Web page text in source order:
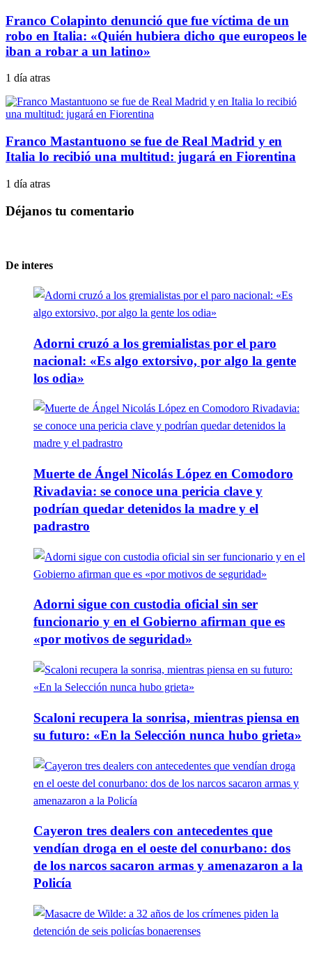
Franco Colapinto denunció que fue víctima de un
robo en Italia: «Quién hubiera dicho que europeos le
iban a robar a un latino»
1 día atras
Franco Mastantuono se fue de Real Madrid y en
Italia lo recibió una multitud: jugará en Fiorentina
1 día atras
Déjanos tu comentario
De interes
Adorni cruzó a los gremialistas por el paro
nacional: «Es algo extorsivo, por algo la gente
los odia»
Muerte de Ángel Nicolás López en Comodoro
Rivadavia: se conoce una pericia clave y
podrían quedar detenidos la madre y el
padrastro
Adorni sigue con custodia oficial sin ser
funcionario y en el Gobierno afirman que es
«por motivos de seguridad»
Scaloni recupera la sonrisa, mientras piensa en
su futuro: «En la Selección nunca hubo grieta»
Cayeron tres dealers con antecedentes que
vendían droga en el oeste del conurbano: dos
de los narcos sacaron armas y amenazaron a la
Policía